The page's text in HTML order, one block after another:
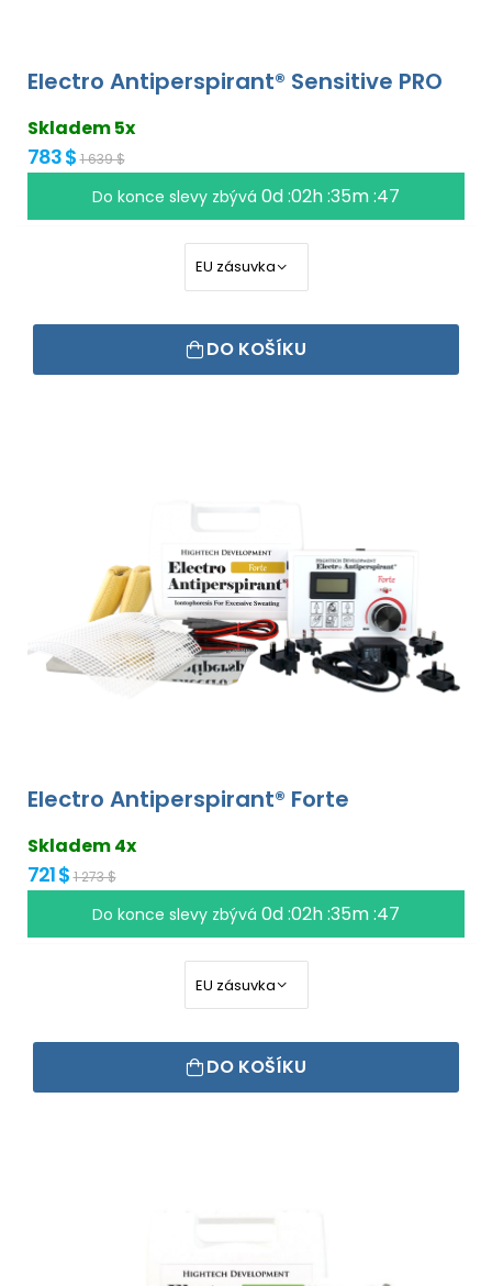
Electro Antiperspirant® Sensitive PRO
Skladem 5x
783 $ 1 639 $
Do konce slevy zbývá 0d :02h :35m :46
DO KOŠÍKU
Electro Antiperspirant® Forte
Skladem 4x
721 $ 1 273 $
Do konce slevy zbývá 0d :02h :35m :46
DO KOŠÍKU